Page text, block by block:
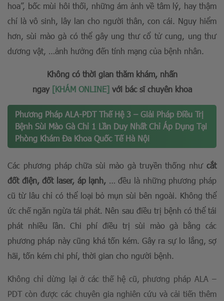
hoa”, bốc mùi hôi thối, những ám ảnh về tâm lý, hay thậm
chí là vô sinh, lây lan cho người thân, con cái. Nguy hiểm
hơn, sùi mào gà có thể gây ung thư cổ tử cung, ung thư
dương vật, …ảnh hưởng đến tính mạng của bệnh nhân.
Không có thời gian thăm khám, nhấn
ngay [KHÁM ONLINE] với bác sĩ chuyên khoa
Phương Pháp ALA-PDT Thế Hệ 3 – Giải Pháp Điều Trị
Bệnh Sùi Mào Gà Chỉ 1 Lần Duy Nhất Chỉ Áp Dụng Tại
Phòng Khám Đa Khoa Quốc Tế Hà Nội
Các phương pháp chữa sùi mào gà truyền thống như cắt
đốt điện, đốt laser, áp lạnh, … đều là những phương pháp
cũ từ lâu chỉ có thể loại bỏ mụn sùi bên ngoài. Không thể
ức chế ngăn ngừa tái phát. Nên sau điều trị bệnh có thể tái
phát nhiều lần. Chi phí điều trị sùi mào gà bằng các
phương pháp này cũng khá tốn kém. Gây ra sự lo lắng, sợ
hãi, tốn kém chi phí, thời gian cho người bệnh.
Không chỉ dừng lại ở các thế hệ cũ, phương pháp ALA –
PDT còn được các chuyên gia nghiên cứu và cải tiến thêm